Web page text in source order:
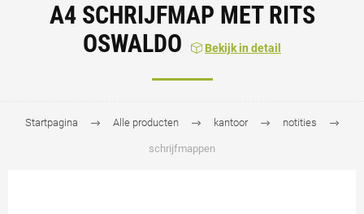
A4 SCHRIJFMAP MET RITS
OSWALDO
Bekijk in detail
Startpagina Alle producten kantoor notities
schrijfmappen